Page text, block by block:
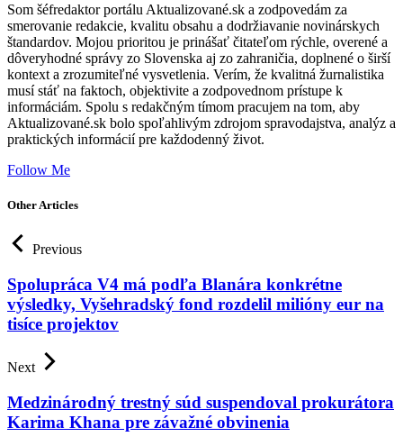
Som šéfredaktor portálu Aktualizované.sk a zodpovedám za
smerovanie redakcie, kvalitu obsahu a dodržiavanie novinárskych
štandardov. Mojou prioritou je prinášať čitateľom rýchle, overené a
dôveryhodné správy zo Slovenska aj zo zahraničia, doplnené o širší
kontext a zrozumiteľné vysvetlenia. Verím, že kvalitná žurnalistika
musí stáť na faktoch, objektivite a zodpovednom prístupe k
informáciám. Spolu s redakčným tímom pracujem na tom, aby
Aktualizované.sk bolo spoľahlivým zdrojom spravodajstva, analýz a
praktických informácií pre každodenný život.
Follow Me
Other Articles
Previous
Spolupráca V4 má podľa Blanára konkrétne
výsledky, Vyšehradský fond rozdelil milióny eur na
tisíce projektov
Next
Medzinárodný trestný súd suspendoval prokurátora
Karima Khana pre závažné obvinenia